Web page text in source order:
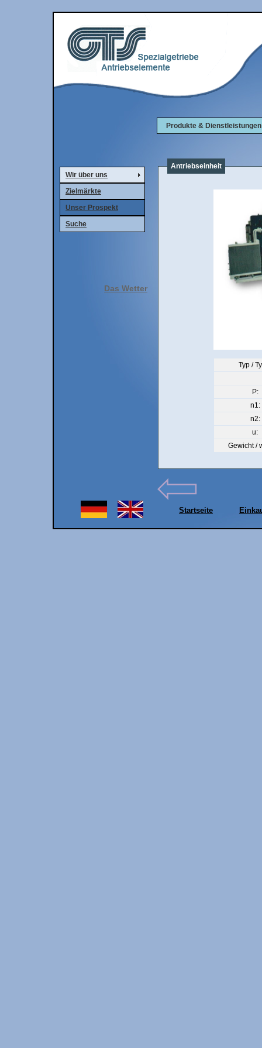
Produkte &
Wir über uns
Zielmärkte
Unser Prospekt
Suche
Das Wetter
Antriebseinheit
Typ /
P:
n1:
n2:
u:
Gewicht /
Startseite